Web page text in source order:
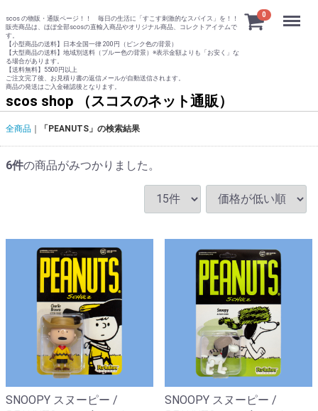
scos の物販・通販ページ！！ 毎日の生活に「すこす刺激的なスパイス」を！！
販売商品は、ほぼ全部scosの直輸入商品やオリジナル商品、コレクトアイテムで
す。
【小型商品の送料】日本全国一律 200円（ピンク色の背景）
【大型商品の送料】地域別送料（ブルー色の背景）※表示金額よりも「お安く」な
る場合があります。
【送料無料】5500円以上
ご注文完了後、お見積り書の返信メールが自動送信されます。
商品の発送はご入金確認後となります。
scos shop （スコスのネット通販）
0 Menu
全商品 「PEANUTS」の検索結果
6件の商品がみつかりました。
SNOOPY スヌーピー /
SNOOPY スヌーピー /